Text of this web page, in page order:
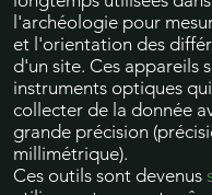
l'archéologie pour
et l'orientation des
d'un site. Ces appareils
instruments optiques
collecter de la donnée
grande précision
millimétrique).
Ces outils sont devenus